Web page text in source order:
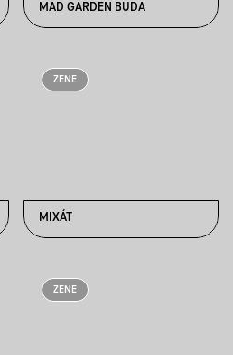
MAD GARDEN BUDA
ZENE
MIXÁT
ZENE